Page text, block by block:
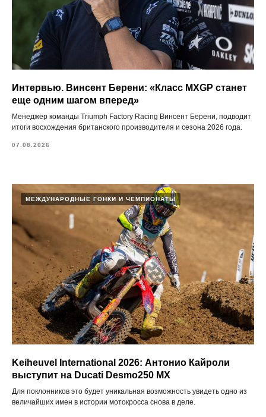
Интервью. Винсент Берени: «Класс MXGP станет
еще одним шагом вперед»
Менеджер команды Triumph Factory Racing Винсент Берени, подводит
итоги восхождения британского производителя и сезона 2026 года.
07.08.2026
МЕЖДУНАРОДНЫЕ ГОНКИ И ЧЕМПИОНАТЫ
Keiheuvel International 2026: Антонио Кайроли
выступит на Ducati Desmo250 MX
Для поклонников это будет уникальная возможность увидеть одно из
величайших имен в истории мотокросса снова в деле.